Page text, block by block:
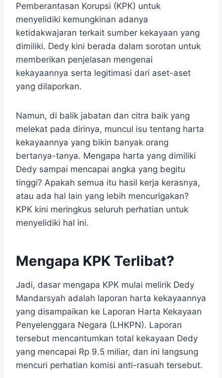
Pemberantasan Korupsi (KPK) untuk
menyelidiki kemungkinan adanya
ketidakwajaran terkait sumber kekayaan yang
dimiliki. Dedy kini berada dalam sorotan untuk
memberikan penjelasan mengenai
kekayaannya serta legitimasi dari aset-aset
yang dilaporkan.
Namun, di balik jabatan dan citra baik yang
melekat pada dirinya, muncul isu tentang harta
kekayaannya yang bikin banyak orang
bertanya-tanya. Mengapa harta yang dimiliki
Dedy sampai mencapai angka yang begitu
tinggi? Apakah semua itu hasil kerja kerasnya,
atau ada hal lain yang lebih mencurigakan?
KPK kini meringkus seluruh perhatian untuk
menyelidiki hal ini.
Mengapa KPK Terlibat?
Jadi, dasar mengapa KPK mulai melirik Dedy
Mandarsyah adalah laporan harta kekayaannya
yang disampaikan ke Laporan Harta Kekayaan
Penyelenggara Negara (LHKPN). Laporan
tersebut mencantumkan total kekayaan Dedy
yang mencapai Rp 9.5 miliar, dan ini langsung
mencuri perhatian komisi anti-rasuah tersebut.